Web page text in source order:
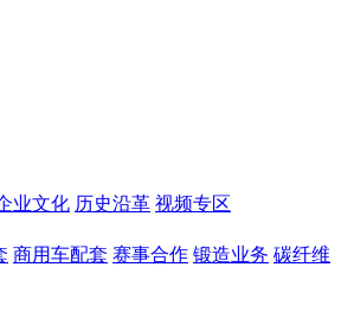
业文化 历史沿革 视频专区
商用车配套 赛事合作 锻造业务 碳纤维